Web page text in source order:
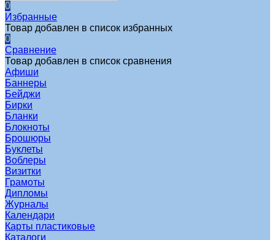
0
Избранные
Товар добавлен в список избранных
0
Сравнение
Товар добавлен в список сравнения
Афиши
Баннеры
Бейджи
Бирки
Бланки
Блокноты
Брошюры
Буклеты
Воблеры
Визитки
Грамоты
Дипломы
Журналы
Календари
Карты пластиковые
Каталоги